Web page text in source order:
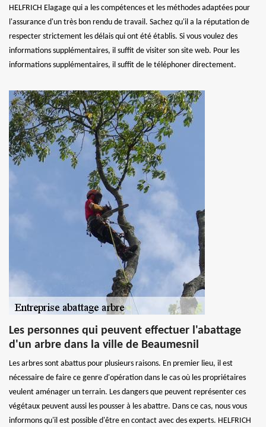
HELFRICH Elagage qui a les compétences et les méthodes adaptées pour
l'assurance d'un très bon rendu de travail. Sachez qu'il a la réputation de
respecter strictement les délais qui ont été établis. Si vous voulez des
informations supplémentaires, il suffit de visiter son site web. Pour les
informations supplémentaires, il suffit de le téléphoner directement.
Les personnes qui peuvent effectuer l'abattage
d'un arbre dans la ville de Beaumesnil
Les arbres sont abattus pour plusieurs raisons. En premier lieu, il est
nécessaire de faire ce genre d'opération dans le cas où les propriétaires
veulent aménager un terrain. Les dangers que peuvent représenter ces
végétaux peuvent aussi les pousser à les abattre. Dans ce cas, nous vous
informons qu'il est possible d'être en contact avec des experts. HELFRICH